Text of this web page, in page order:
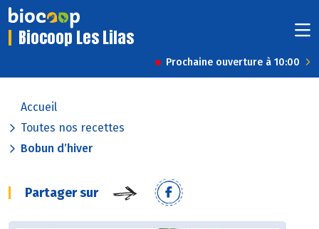
Biocoop Les Lilas
Prochaine ouverture à 10:00
Accueil
Toutes nos recettes
Bobun d’hiver
Partager sur